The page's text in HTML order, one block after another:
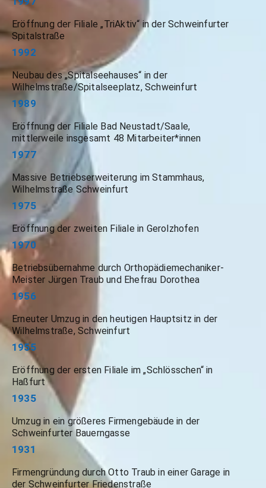
Eröffnung der Filiale „TriAktiv“ in der Schweinfurter
Spitalstraße
1992
Neubau des „Spitalseehauses“ in der
Wilhelmstraße/Spitalseeplatz, Schweinfurt
1989
Eröffnung der Filiale Bad Neustadt/Saale,
mittlerweile insgesamt 48 Mitarbeiter*innen
1977
Massive Betriebserweiterung im Stammhaus,
Wilhelmstraße Schweinfurt
1975
Eröffnung der zweiten Filiale in Gerolzhofen
1970
Betriebsübernahme durch Orthopädiemechaniker-
Meister Jürgen Traub und Ehefrau Dorothea
1956
Erneuter Umzug in den heutigen Hauptsitz in der
Wilhelmstraße, Schweinfurt
1955
Eröffnung der ersten Filiale im „Schlösschen“ in
Haßfurt
1935
Umzug in ein größeres Firmengebäude in der
Schweinfurter Bauerngasse
1931
Firmengründung durch Otto Traub in einer Garage in
der Schweinfurter Friedenstraße